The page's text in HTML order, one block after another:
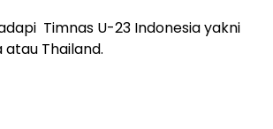
Timnas U-23 Indonesia yakni
Thailand.